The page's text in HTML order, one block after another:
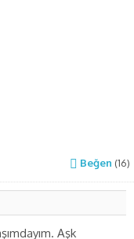
Beğen (16)
Aşk